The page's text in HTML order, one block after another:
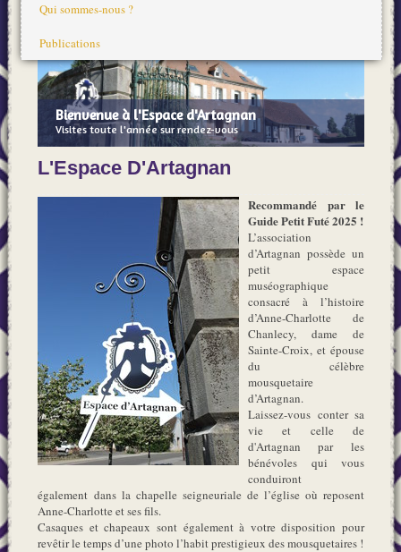
Qui sommes-nous ?
Publications
Bienvenue à l'Espace d'Artagnan
Visites toute l'année sur rendez-vous
L'Espace D'Artagnan
Recommandé par le
Guide Petit Futé 2025 !
L’association
d’Artagnan possède un
petit espace
muséographique
consacré à l’histoire
d’Anne-Charlotte de
Chanlecy, dame de
Sainte-Croix, et épouse
du célèbre
mousquetaire
d’Artagnan.
Laissez-vous conter sa
vie et celle de
d'Artagnan par les
bénévoles qui vous
conduiront
également dans la chapelle seigneuriale de l’église où reposent
Anne-Charlotte et ses fils.
Casaques et chapeaux sont également à votre disposition pour
revêtir le temps d’une photo l’habit prestigieux des mousquetaires !